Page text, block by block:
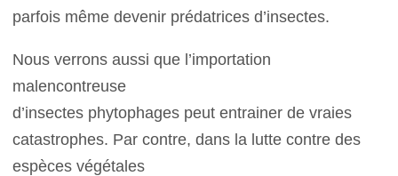
parfois même devenir prédatrices d’insectes.
Nous verrons aussi que l’importation
malencontreuse
d’insectes phytophages peut entrainer de vraies
catastrophes. Par contre, dans la lutte contre des
espèces végétales